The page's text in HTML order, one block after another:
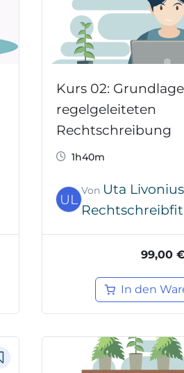
Kurs 02:
regelgeleiteten
Rechtschreibung
1h40m
UL
Von Uta Livonius
99,00
In den